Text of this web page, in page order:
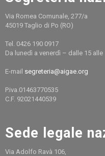
Via Romea Comunale, 277/a
45019 Taglio di Po (RO)
Tel. 0426 190 0917
Da lunedì a venerdì – dalle 15 alle
E-mail segreteria@aigae.org
P.iva.01463770535
C.F. 92021440539
Sede legale
Via Adolfo Ravà 106,